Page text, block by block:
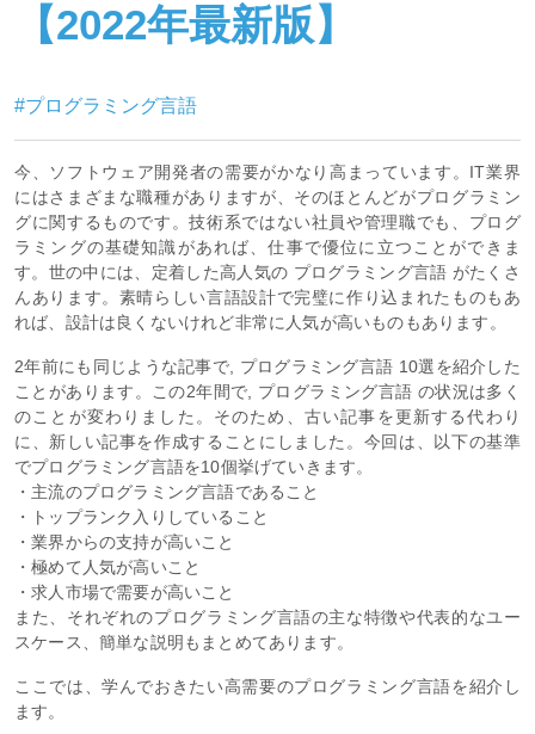
【2022年最新版】
#プログラミング言語
今、ソフトウェア開発者の需要がかなり高まっています。IT業界
にはさまざまな職種がありますが、そのほとんどがプログラミン
グに関するものです。技術系ではない社員や管理職でも、プログ
ラミングの基礎知識があれば、仕事で優位に立つことができま
す。世の中には、定着した高人気の プログラミング言語 がたくさ
んあります。素晴らしい言語設計で完璧に作り込まれたものもあ
れば、設計は良くないけれど非常に人気が高いものもあります。
2年前にも同じような記事で, プログラミング言語 10選を紹介した
ことがあります。この2年間で, プログラミング言語 の状況は多く
のことが変わりました。そのため、古い記事を更新する代わり
に、新しい記事を作成することにしました。今回は、以下の基準
でプログラミング言語を10個挙げていきます。
・主流のプログラミング言語であること
・トップランク入りしていること
・業界からの支持が高いこと
・極めて人気が高いこと
・求人市場で需要が高いこと
また、それぞれのプログラミング言語の主な特徴や代表的なユー
スケース、簡単な説明もまとめてあります。
ここでは、学んでおきたい高需要のプログラミング言語を紹介し
ます。